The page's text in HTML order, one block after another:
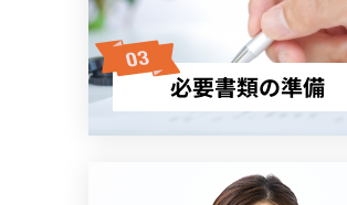
必要書類の準備